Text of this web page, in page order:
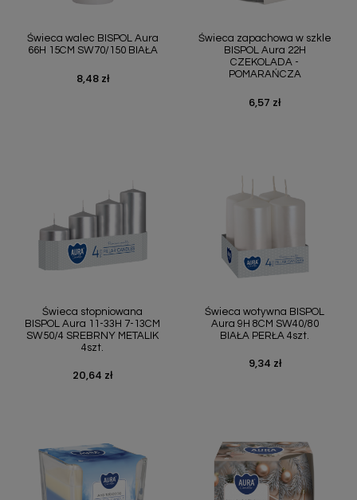
Świeca walec BISPOL Aura
66H 15CM SW70/150 BIAŁA
Cena
8,48 zł
Świeca zapachowa w szkle
BISPOL Aura 22H
CZEKOLADA -
POMARAŃCZA
Cena
6,57 zł
Świeca stopniowana
BISPOL Aura 11-33H 7-13CM
SW50/4 SREBRNY METALIK
4szt.
Cena
20,64 zł
Świeca wotywna BISPOL
Aura 9H 8CM SW40/80
BIAŁA PERŁA 4szt.
Cena
9,34 zł